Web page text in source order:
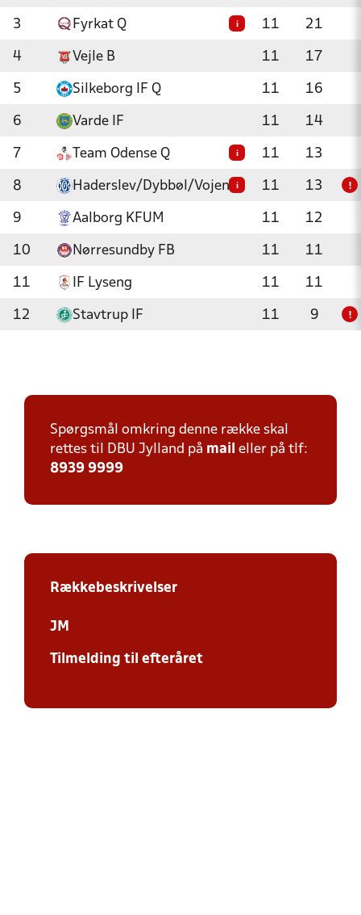
3 Fyrkat Q i 11 21
4 Vejle B 11 17
5 Silkeborg IF Q 11 16
6 Varde IF 11 14
7 Team Odense Q i 11 13
8 Haderslev/Dybbøl/Vojens i 11 13 !
9 Aalborg KFUM 11 12
10 Nørresundby FB 11 11
11 IF Lyseng 11 11
12 Stavtrup IF 11 9 !
Spørgsmål omkring denne række skal
rettes til DBU Jylland på mail eller på tlf:
8939 9999
Rækkebeskrivelser
JM
Tilmelding til efteråret